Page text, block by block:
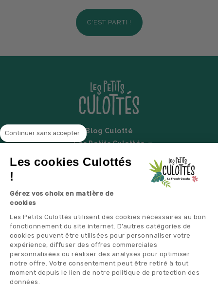
Continuer sans accepter
Les cookies Culottés
!
Gérez vos choix en matière de
cookies
Les Petits Culottés utilisent des cookies nécessaires au bon
fonctionnement du site internet. D’autres catégories de
cookies peuvent être utilisées pour personnaliser votre
expérience, diffuser des offres commerciales
personnalisées ou réaliser des analyses pour optimiser
notre offre. Votre consentement peut être retiré à tout
moment depuis le lien de notre politique de protection des
données.
C'EST PARTI !
Blog Culotté
Les Petits Culottés
Espace partenaire
Couches en gros
Légal
Contactez-nous
Questions fréquentes
Plan du site